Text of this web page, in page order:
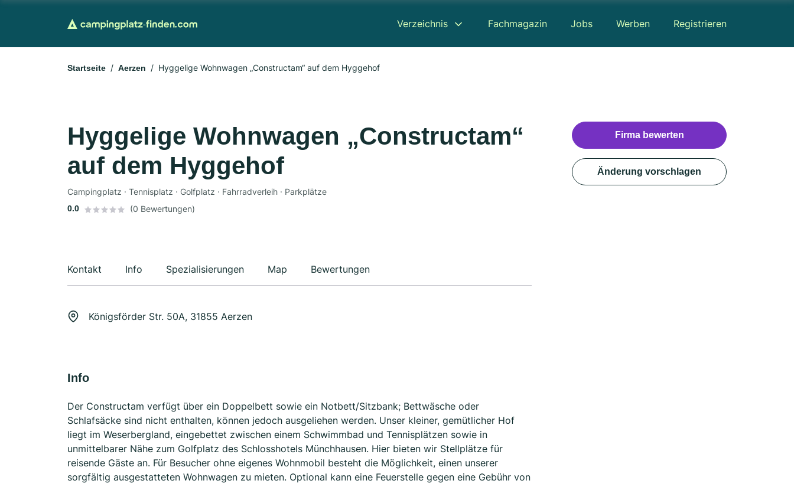
Verzeichnis Fachmagazin Jobs Werben Registrieren
Startseite Aerzen Hyggelige Wohnwagen „Constructam“ auf dem Hyggehof
Hyggelige Wohnwagen „Constructam“
auf dem Hyggehof
Campingplatz · Tennisplatz · Golfplatz · Fahrradverleih · Parkplätze
0.0 (0 Bewertungen)
Kontakt Info Spezialisierungen Map Bewertungen
Königsförder Str. 50A, 31855 Aerzen
Info
Der Constructam verfügt über ein Doppelbett sowie ein Notbett/Sitzbank; Bettwäsche oder
Schlafsäcke sind nicht enthalten, können jedoch ausgeliehen werden. Unser kleiner, gemütlicher Hof
liegt im Weserbergland, eingebettet zwischen einem Schwimmbad und Tennisplätzen sowie in
unmittelbarer Nähe zum Golfplatz des Schlosshotels Münchhausen. Hier bieten wir Stellplätze für
reisende Gäste an. Für Besucher ohne eigenes Wohnmobil besteht die Möglichkeit, einen unserer
sorgfältig ausgestatteten Wohnwagen zu mieten. Optional kann eine Feuerstelle gegen eine Gebühr von
Firma bewerten
Änderung vorschlagen